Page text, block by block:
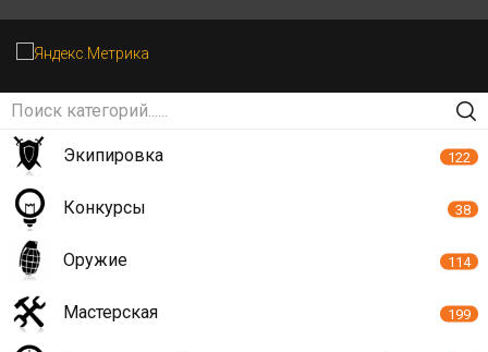
Экипировка 122
Конкурсы 38
Оружие 114
Мастерская 199